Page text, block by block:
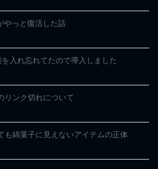
やっと復活した話
入れ忘れてたので導入しました
リンク切れについて
も綿菓子に見えないアイテムの正体